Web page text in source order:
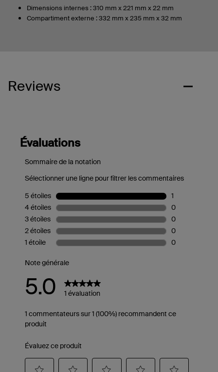
Dimensions internes : 310 mm x 221 mm x 22 mm
Compartiment externe : 332 mm x 235 mm x 32 mm
Reviews